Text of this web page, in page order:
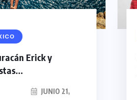
Erick y
JUNIO 21,